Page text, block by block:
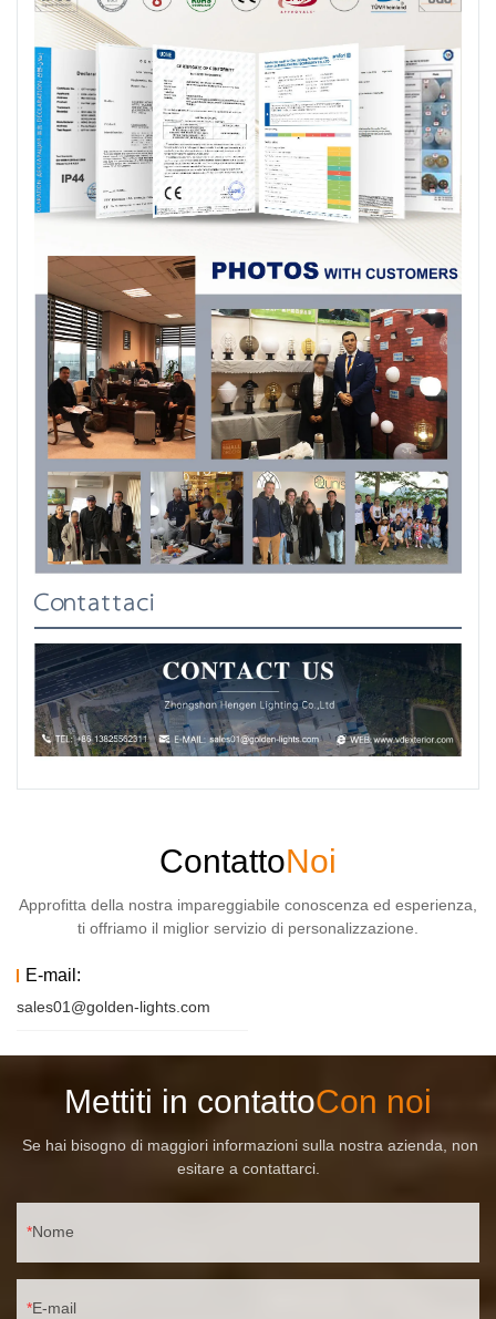
Contattaci
ContattoNoi
Approfitta della nostra impareggiabile conoscenza ed esperienza,
ti offriamo il miglior servizio di personalizzazione.
E-mail:
sales01@golden-lights.com
Mettiti in contattoCon noi
Se hai bisogno di maggiori informazioni sulla nostra azienda, non
esitare a contattarci.
Nome
E-mail